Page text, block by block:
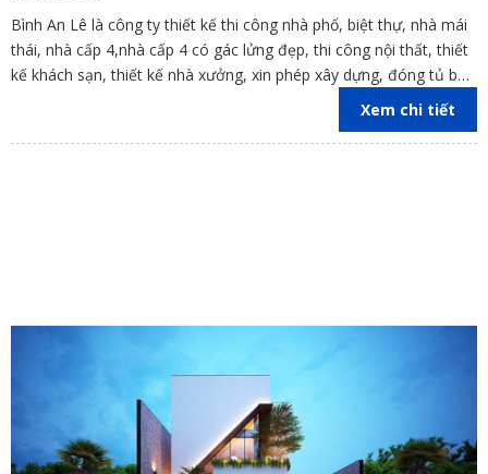
Bình An Lê là công ty thiết kế thi công nhà phố, biệt thự, nhà mái
thái, nhà cấp 4,nhà cấp 4 có gác lửng đẹp, thi công nội thất, thiết
kế khách sạn, thiết kế nhà xưởng, xin phép xây dựng, đóng tủ bếp
trên địa bàn các tỉnh Đồng Nai, Bình Dương, TP Hồ Chí Minh,
Xem chi tiết